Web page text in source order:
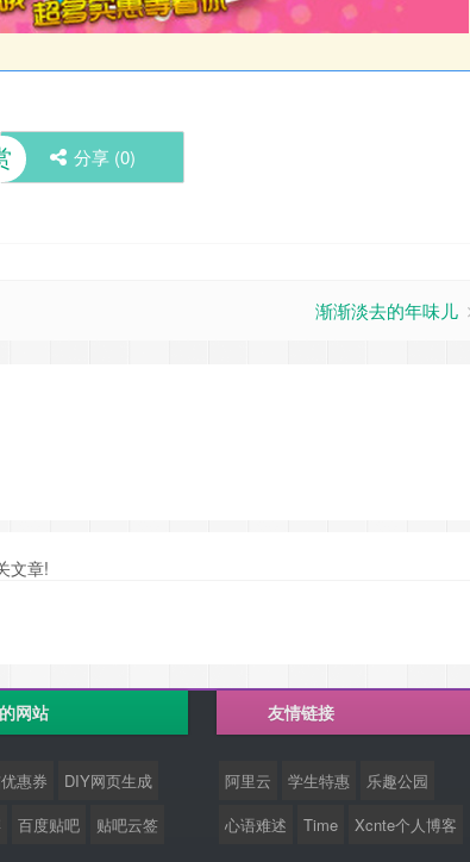
分享 (0)
渐渐淡去的年味儿
文章!
网站
惠券
DIY网页生成
百度贴吧 贴吧云签
友情链接
阿里云 学生特惠
乐趣公园
心语难述
Time Xcnte个人博客